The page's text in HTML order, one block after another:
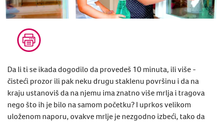
Da li ti se ikada dogodilo da provedeš 10 minuta,​​ ili više -
čisteći prozor ​ili pak neku drugu staklenu površinu i da na
kraju ustanoviš da na njemu ima znatno više mrlja ​i tragova
nego što ih je bilo na samom početku? I uprkos velikom
uloženom naporu, ovakve mrlje je nezgodno izbeći, tako da